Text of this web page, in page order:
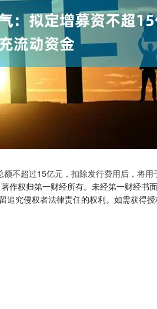
不超过15亿元，扣除发行费用后，将用
作权归第一财经所有。未经第一财经书
究侵权者法律责任的权利。如需获得